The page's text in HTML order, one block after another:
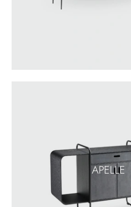
APELLE